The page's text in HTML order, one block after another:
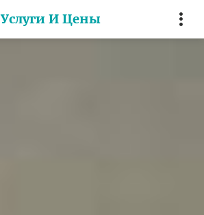
Услуги И Цены